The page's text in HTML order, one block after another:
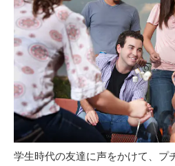
学生時代の友達に声をかけて、プ